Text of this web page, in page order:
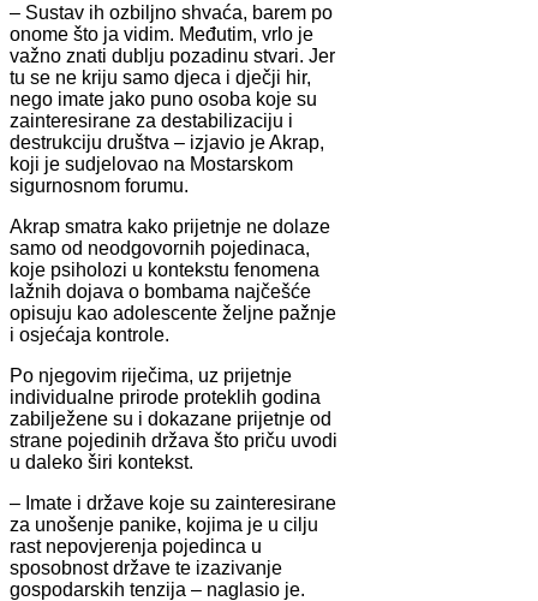
– Sustav ih ozbiljno shvaća, barem po
onome što ja vidim. Međutim, vrlo je
važno znati dublju pozadinu stvari. Jer
tu se ne kriju samo djeca i dječji hir,
nego imate jako puno osoba koje su
zainteresirane za destabilizaciju i
destrukciju društva – izjavio je Akrap,
koji je sudjelovao na Mostarskom
sigurnosnom forumu.
Akrap smatra kako prijetnje ne dolaze
samo od neodgovornih pojedinaca,
koje psiholozi u kontekstu fenomena
lažnih dojava o bombama najčešće
opisuju kao adolescente željne pažnje
i osjećaja kontrole.
Po njegovim riječima, uz prijetnje
individualne prirode proteklih godina
zabilježene su i dokazane prijetnje od
strane pojedinih država što priču uvodi
u daleko širi kontekst.
– Imate i države koje su zainteresirane
za unošenje panike, kojima je u cilju
rast nepovjerenja pojedinca u
sposobnost države te izazivanje
gospodarskih tenzija – naglasio je.